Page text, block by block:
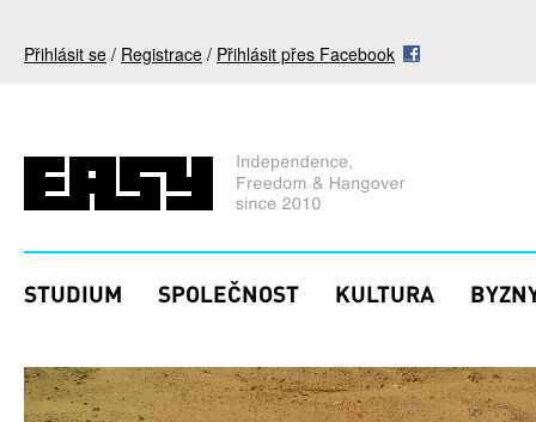
Přihlásit se / Registrace / Přihlásit přes Facebook
STUDIUM SPOLEČNOST KULTURA